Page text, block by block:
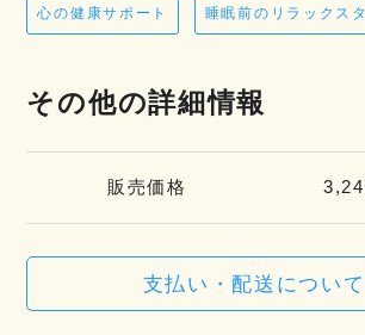
心の健康サポート 睡眠前のリラックス
その他の詳細情報
販売価格
支払い・配送について